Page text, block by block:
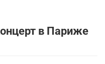
в Париже